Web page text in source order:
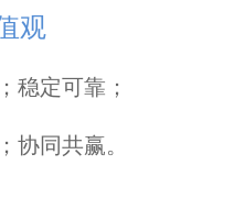
观
稳定可靠；
协同共赢。